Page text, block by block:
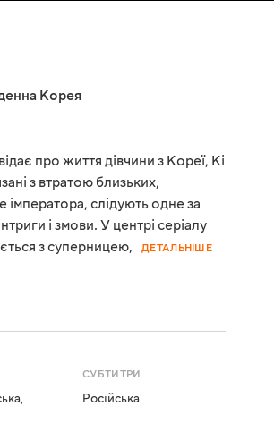
Корея
про життя дівчини з Кореї, Кі
з втратою близьких,
імператора, слідують одне за
і змови. У центрі серіалу
з суперницею,
ДЕТАЛЬНІШЕ
,
СУБТИТРИ
Російська